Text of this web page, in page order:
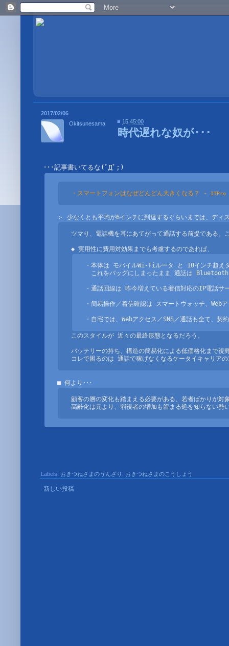
2017/02/06
時代遅れな奴が･･･
・スマートフォンはなぜどんどん大きくなる？ - ITPro
ツマり、電話機を耳にあてがって通話する前提である。
・本体は モバイルWi-Fiルータ と 10インチ超え
これをバッグにしまったまま 通話は Bluetooth
・通話回線は 昨今増えている着信対応のIP電話
・簡易操作／着信確認は スマートウォッチ、Web
・自宅では、Webアクセス／SNS／通話も全て、
このスタイルが 近々の最終形態となるだろう。
バッテリーの持ち、構造の簡易化による低価格化まで視
コレで困るのは 通話で稼げなくなるケータイキャリア
顧客の層の変化も踏まえる必要がある、若者ばかりが対
高齢化は元より、弱視者の増加も留まる処を知らない勢
Okitsunesama ■ 15:45:00
Labels: おきつねさまのうんざり おきつねさまのこうしょう
新しい投稿